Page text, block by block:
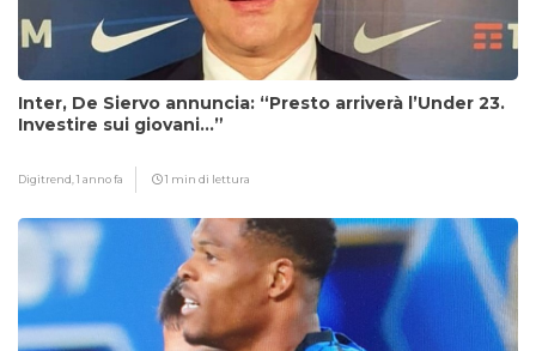
Inter, De Siervo annuncia: “Presto arriverà l’Under 23.
Investire sui giovani…”
Digitrend,1 anno fa 1 min di lettura